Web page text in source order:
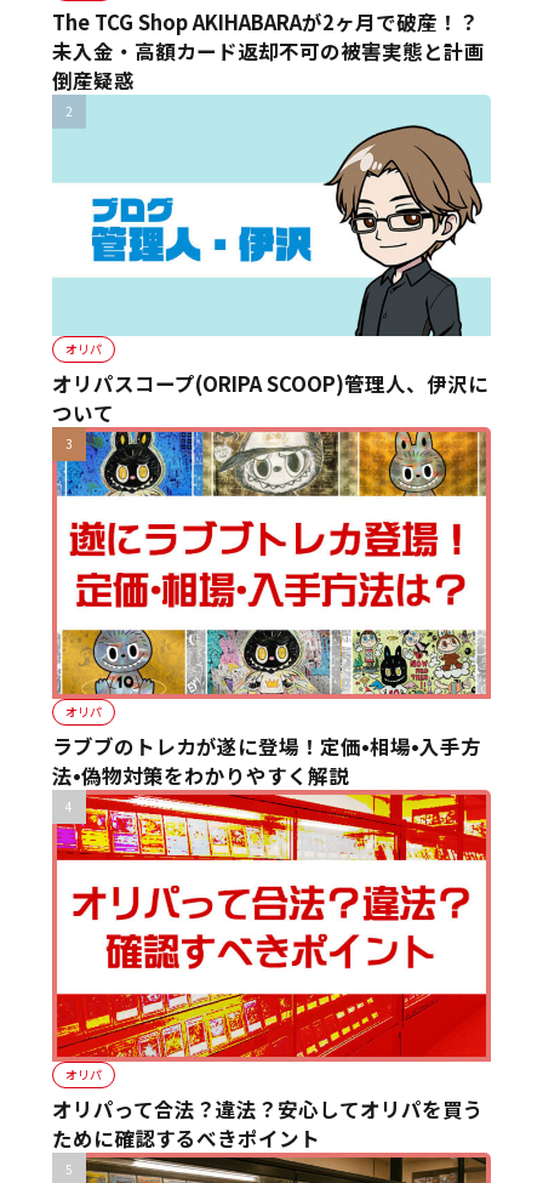
The TCG Shop AKIHABARAが2ヶ月で破産！？
未入金・高額カード返却不可の被害実態と計画
倒産疑惑
オリパ
オリパスコープ(ORIPA SCOOP)管理人、伊沢に
ついて
オリパ
ラブブのトレカが遂に登場！定価•相場•入手方
法•偽物対策をわかりやすく解説
オリパ
オリパって合法？違法？安心してオリパを買う
ために確認するべきポイント